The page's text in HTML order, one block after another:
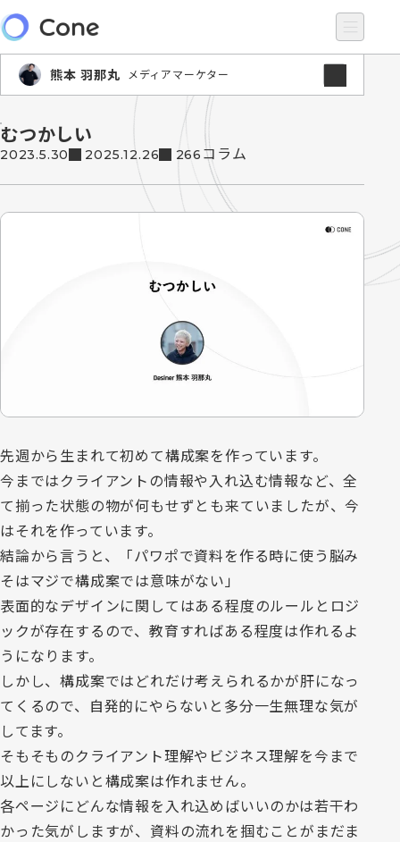
むつかしい
2023.5.30 2025.12.26 266 コラム
先週から生まれて初めて構成案を作っています。
今まではクライアントの情報や入れ込む情報など、全
て揃った状態の物が何もせずとも来ていましたが、今
はそれを作っています。
結論から言うと、「パワポで資料を作る時に使う脳み
そはマジで構成案では意味がない」
表面的なデザインに関してはある程度のルールとロジ
ックが存在するので、教育すればある程度は作れるよ
うになります。
しかし、構成案ではどれだけ考えられるかが肝になっ
てくるので、自発的にやらないと多分一生無理な気が
してます。
そもそものクライアント理解やビジネス理解を今まで
以上にしないと構成案は作れません。
各ページにどんな情報を入れ込めばいいのかは若干わ
かった気がしますが、資料の流れを掴むことがまだま
メディアマーケター
熊本 羽那丸